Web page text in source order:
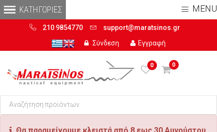
MENU
210 9854770
support@maratsinos.gr
Σύνδεση
Εγγραφή
0
0
Θα παραμείνουμε κλειστά από 8 εως 30 Αυγούστου.